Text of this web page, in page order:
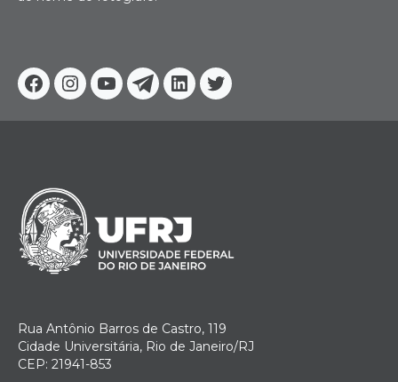
Facebook
Instagram
YoutubeTelegram
Linkedin
Twitter
Rua Antônio Barros de Castro, 119
Cidade Universitária, Rio de Janeiro/RJ
CEP: 21941-853